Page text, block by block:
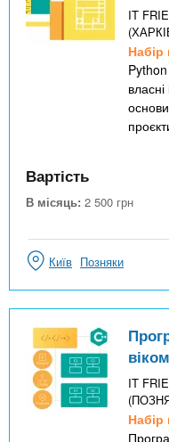
IT
Набір
Python
Вартість
В місяць: 2 500 грн
Київ Позняки
IT
Набір